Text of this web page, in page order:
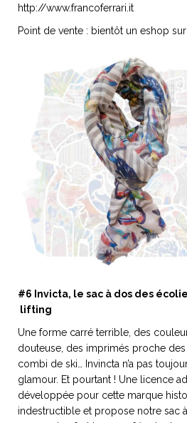
http://www.francoferrari.it
Point de vente : bientôt un eshop
#6 Invicta, le sac à dos des
lifting
Une forme carré terrible, des
douteuse, des imprimés proche
combi de ski… Invincta n’a pas
glamour. Et pourtant ! Une licence
développée pour cette marque
indestructible et propose notre sac